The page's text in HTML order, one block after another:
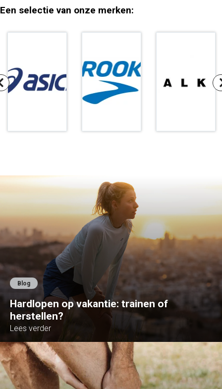
Een selectie van onze merken:
Blog
Hardlopen op vakantie: trainen of
herstellen?
Lees verder